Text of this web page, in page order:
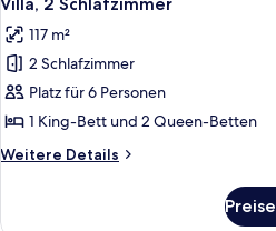
Fotos
für
Villa,
2 Schlafzimmer
anzeigen
117 m²
2 Schlafzimmer
Platz für 6 Personen
1 King-Bett und 2 Queen-Betten
Weitere Details
Weitere